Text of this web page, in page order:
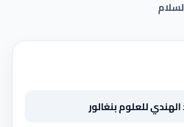
للعلوم بنغالور